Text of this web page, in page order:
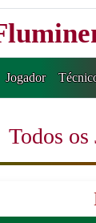
Jogador
Todos